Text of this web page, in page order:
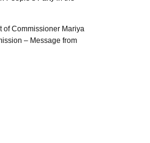
of Commissioner Mariya
– Message from